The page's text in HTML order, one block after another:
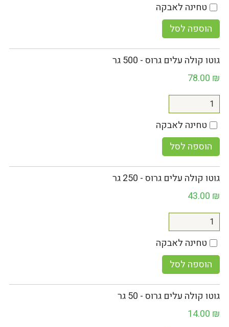
טחינה לאבקה
הוספה לסל
גוטו קולה עלים גרוס - 500 גר
78.00 ₪
טחינה לאבקה
הוספה לסל
גוטו קולה עלים גרוס - 250 גר
43.00 ₪
טחינה לאבקה
הוספה לסל
גוטו קולה עלים גרוס - 50 גר
14.00 ₪